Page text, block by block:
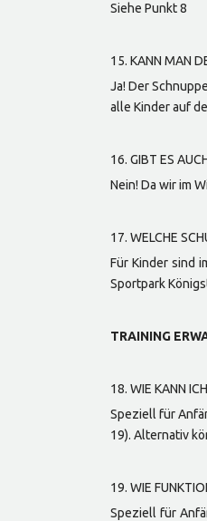
Siehe Punkt 8
15. KANN MAN
Ja! Der
alle Kinder auf
16. GIBT ES
Nein! Da wir im
17. WELCHE
Für Kinder sind
Sportpark
TRAINING
18. WIE KANN
Speziell für
19). Alternativ
19. WIE
Speziell für